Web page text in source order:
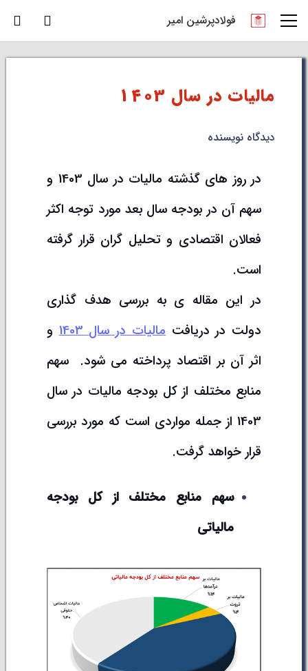
فولادپرشین امیر
مالیات در سال 1403
دیدگاه نویسنده
در روز های گذشته مالیات در سال 1403 و
سهم آن در بودجه سال بعد مورد توجه اکثر
فعالان اقتصادی و تحلیل گران قرار گرفته
است.
در این مقاله ی به بررسی هدف گذاری
دولت در دریافتمالیات در سال1403
و
اثر آن بر اقتصاد پرداخته می شود. سهم
منابع مختلف از کل بودجه مالیات در سال
1403 از جمله مواردی است که مورد بررسی
قرار خواهد گرفت.
سهم منابع مختلف از کل بودجه
مالیاتی